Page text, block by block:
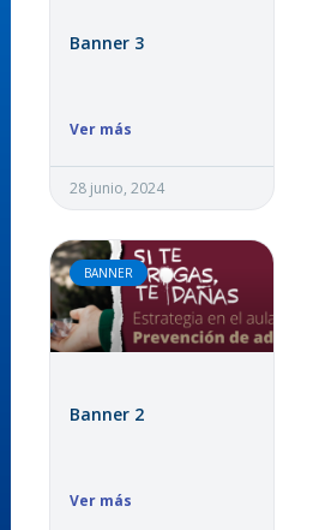
Banner 3
Ver más
28 junio, 2024
BANNER
Banner 2
Ver más